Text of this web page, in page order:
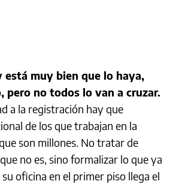
está muy bien que lo haya,
pero no todos lo van a cruzar.
a la registración hay que
de los que trabajan en la
son millones. No tratar de
no es, sino formalizar lo que ya
su oficina en el primer piso llega el